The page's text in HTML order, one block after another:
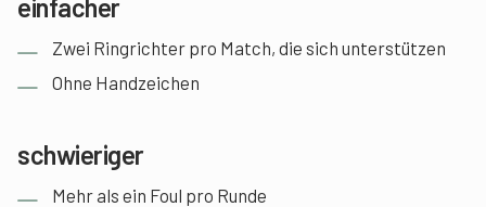
einfacher
Zwei Ringrichter pro Match, die sich unterstützen
Ohne Handzeichen
schwieriger
Mehr als ein Foul pro Runde